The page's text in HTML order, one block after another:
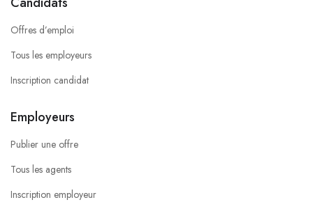
Offres d’emploi
Tous les employeurs
Inscription candidat
Employeurs
Publier une offre
Tous les agents
Inscription employeur